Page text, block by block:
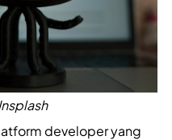
developer yang